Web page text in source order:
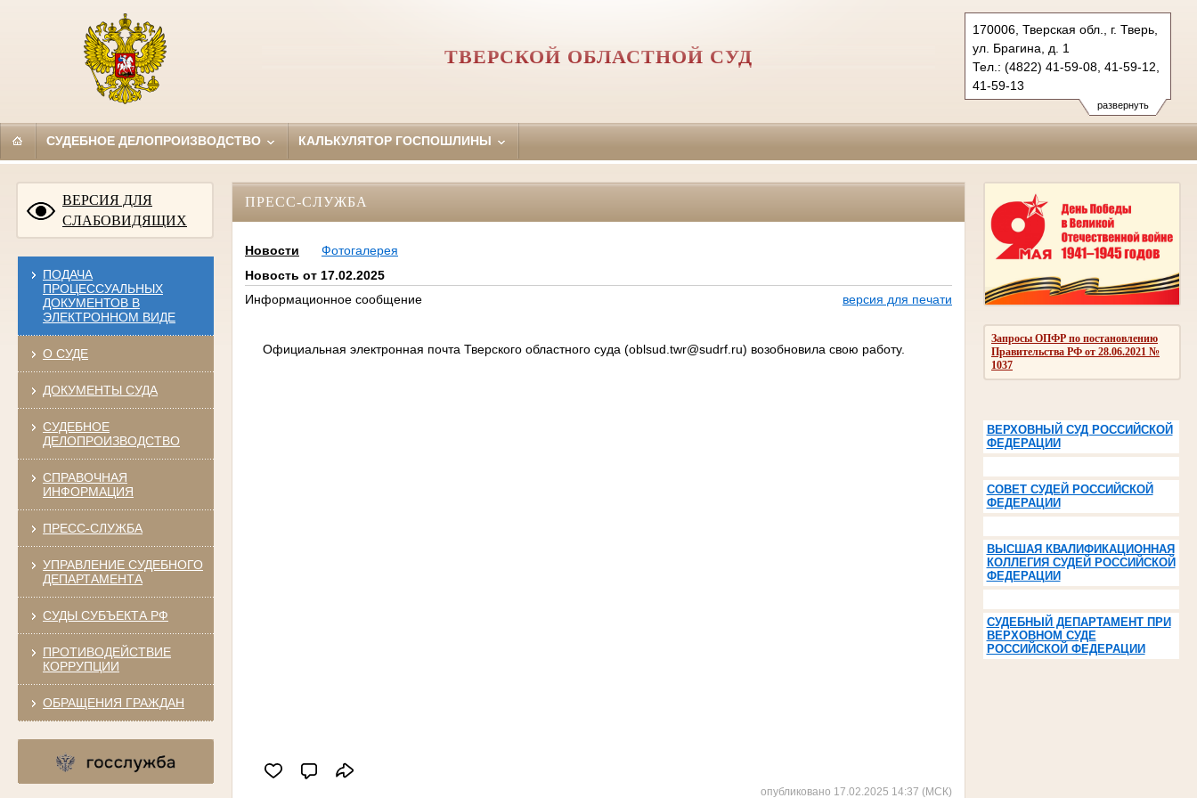
развернуть
170006, Тверская обл., г. Тверь,
ул. Брагина, д. 1
Тел.: (4822) 41-59-08, 41-59-12,
41-59-13
oblsud.twr@sudrf.ru
ТВЕРСКОЙ ОБЛАСТНОЙ СУД
СУДЕБНОЕ ДЕЛОПРОИЗВОДСТВО КАЛЬКУЛЯТОР ГОСПОШЛИНЫ
ВЕРСИЯ ДЛЯ
СЛАБОВИДЯЩИХ
ПОДАЧА
ПРОЦЕССУАЛЬНЫХ
ДОКУМЕНТОВ В
ЭЛЕКТРОННОМ ВИДЕ
О СУДЕ
ДОКУМЕНТЫ СУДА
СУДЕБНОЕ
ДЕЛОПРОИЗВОДСТВО
СПРАВОЧНАЯ
ИНФОРМАЦИЯ
ПРЕСС-СЛУЖБА
УПРАВЛЕНИЕ СУДЕБНОГО
ДЕПАРТАМЕНТА
СУДЫ СУБЪЕКТА РФ
ПРОТИВОДЕЙСТВИЕ
КОРРУПЦИИ
ОБРАЩЕНИЯ ГРАЖДАН
Запросы ОПФР по постановлению
Правительства РФ от 28.06.2021 №
1037
ВЕРХОВНЫЙ СУД РОССИЙСКОЙ
ФЕДЕРАЦИИ
СОВЕТ СУДЕЙ РОССИЙСКОЙ
ФЕДЕРАЦИИ
ВЫСШАЯ КВАЛИФИКАЦИОННАЯ
КОЛЛЕГИЯ СУДЕЙ РОССИЙСКОЙ
ФЕДЕРАЦИИ
СУДЕБНЫЙ ДЕПАРТАМЕНТ ПРИ
ВЕРХОВНОМ СУДЕ
РОССИЙСКОЙ ФЕДЕРАЦИИ
ПРЕСС-СЛУЖБА
Новости
Фотогалерея
Новость от 17.02.2025
Информационное сообщение
версия для печати
Официальная электронная почта Тверского областного суда (oblsud.twr@sudrf.ru) возобновила свою работу.
опубликовано 17.02.2025 14:37 (МСК)